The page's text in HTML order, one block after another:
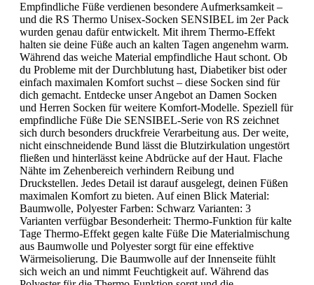
Empfindliche Füße verdienen besondere Aufmerksamkeit –
und die RS Thermo Unisex-Socken SENSIBEL im 2er Pack
wurden genau dafür entwickelt. Mit ihrem Thermo-Effekt
halten sie deine Füße auch an kalten Tagen angenehm warm.
Während das weiche Material empfindliche Haut schont. Ob
du Probleme mit der Durchblutung hast, Diabetiker bist oder
einfach maximalen Komfort suchst – diese Socken sind für
dich gemacht. Entdecke unser Angebot an Damen Socken
und Herren Socken für weitere Komfort-Modelle. Speziell für
empfindliche Füße Die SENSIBEL-Serie von RS zeichnet
sich durch besonders druckfreie Verarbeitung aus. Der weite,
nicht einschneidende Bund lässt die Blutzirkulation ungestört
fließen und hinterlässt keine Abdrücke auf der Haut. Flache
Nähte im Zehenbereich verhindern Reibung und
Druckstellen. Jedes Detail ist darauf ausgelegt, deinen Füßen
maximalen Komfort zu bieten. Auf einen Blick Material:
Baumwolle, Polyester Farben: Schwarz Varianten: 3
Varianten verfügbar Besonderheit: Thermo-Funktion für kalte
Tage Thermo-Effekt gegen kalte Füße Die Materialmischung
aus Baumwolle und Polyester sorgt für eine effektive
Wärmeisolierung. Die Baumwolle auf der Innenseite fühlt
sich weich an und nimmt Feuchtigkeit auf. Während das